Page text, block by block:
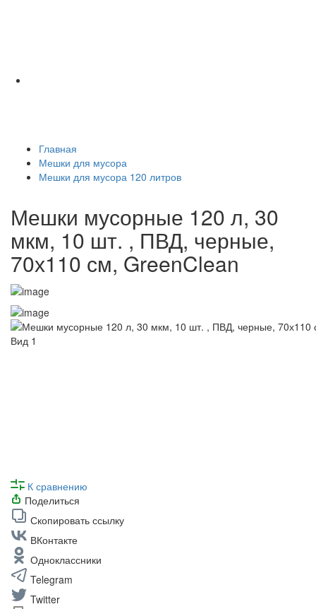
Главная
Мешки для мусора
Мешки для мусора 120 литров
Мешки мусорные 120 л, 30
мкм, 10 шт. , ПВД, черные,
70х110 см, GreenClean
К сравнению
Поделиться
Скопировать ссылку
ВКонтакте
Одноклассники
Telegram
Twitter